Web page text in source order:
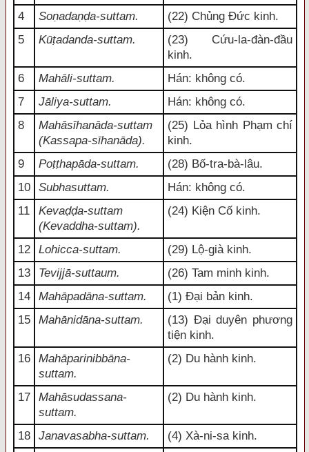
4
Soṇadaṇḍa-suttam.
(22) Chủng Đức kinh.
5
Kūṭadanda-suttam.
(23) Cứu-la-đàn-đầu
kinh.
6
Mahāli-suttam.
Hán: không có.
7
Jāliya-suttam.
Hán: không có.
8
Mahāsīhanāda-suttam
(Kassapa-sīhanāda).
(25) Lỏa hình Phạm chí
kinh.
9
Poṭṭhapāda-suttam.
(28) Bố-tra-bà-lâu.
10
Subhasuttam.
Hán: không có.
11
Kevaḍḍa-suttam
(Kevaddha-suttam).
(24) Kiện Cố kinh.
12 Lohicca-suttam.
(29) Lộ-già kinh.
13
Tevijjā-suttaum.
(26) Tam minh kinh.
14
Mahāpadāna-suttam.
(1) Đại bản kinh.
15
Mahānidāna-suttam.
(13) Đại duyên phương
tiện kinh.
16
Mahāparinibbāna-
suttam.
(2) Du hành kinh.
17
Mahāsudassana-
suttam.
(2) Du hành kinh.
18 Janavasabha-suttam.
(4) Xà-ni-sa kinh.